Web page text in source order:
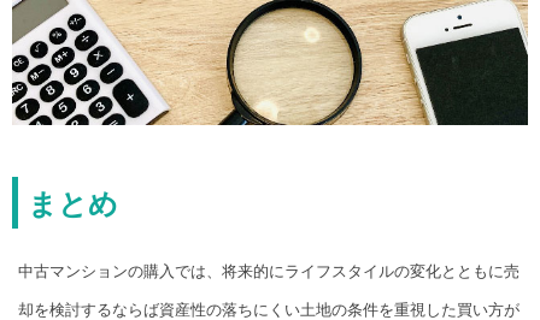
まとめ
中古マンションの購入では、将来的にライフスタイルの変化とともに売
却を検討するならば資産性の落ちにくい土地の条件を重視した買い方が